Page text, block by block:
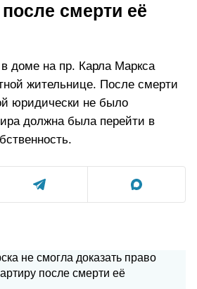
смерти её
доме на пр. Карла Маркса
жительнице. После смерти
юридически не было
должна была перейти в